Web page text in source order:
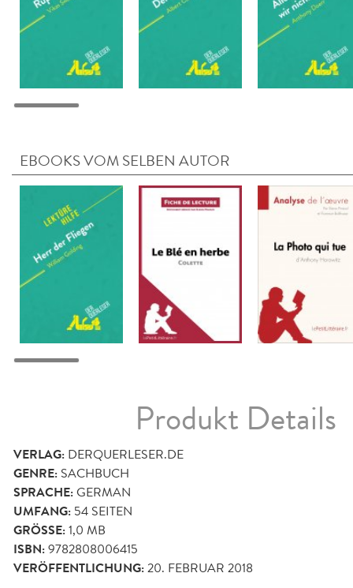
EBOOKS VOM SELBEN AUTOR
Produkt Details
VERLAG: DERQUERLESER.DE
GENRE: SACHBUCH
SPRACHE:GERMAN
UMFANG: 54 SEITEN
GRÖSSE: 1,0 MB
ISBN:9782808006415
VERÖFFENTLICHUNG:20. FEBRUAR 2018